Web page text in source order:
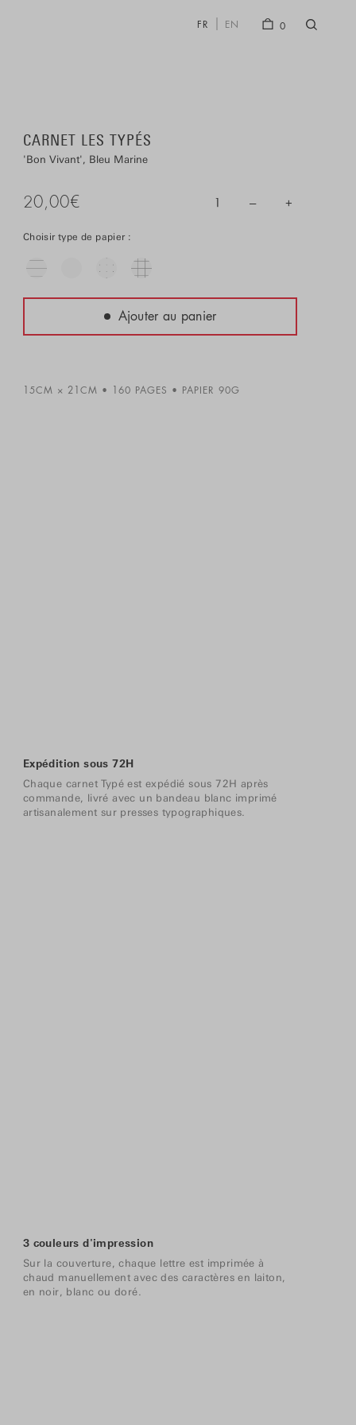
FR EN 0
15CM × 21CM 160 PAGES PAPIER 90G
Expédition sous 72H
Chaque carnet Typé est expédié sous 72H après
commande, livré avec un bandeau blanc imprimé
artisanalement sur presses typographiques.
3 couleurs d'impression
Sur la couverture, chaque lettre est imprimée à
chaud manuellement avec des caractères en laiton,
en noir, blanc ou doré.
CARNET LES TYPÉS
Bon Vivant Bleu Marine
20,00€ 1 – +
Choisir type de papier :
Ajouter au panier